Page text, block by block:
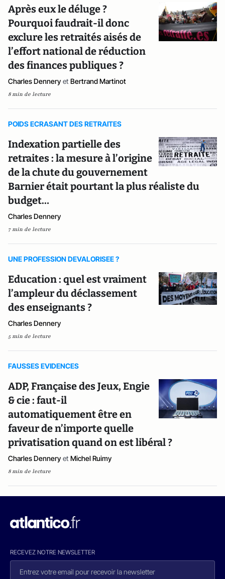
Après eux le déluge ?
Pourquoi faudrait-il donc
exclure les retraités aisés de
l’effort national de réduction
des finances publiques ?
Charles Dennery et Bertrand Martinot
8 min de lecture
POIDS ECRASANT DES RETRAITES
Indexation partielle des
retraites : la mesure à l’origine
de la chute du gouvernement
Barnier était pourtant la plus réaliste du
budget…
Charles Dennery
7 min de lecture
UNE PROFESSION DEVALORISEE ?
Education : quel est vraiment
l’ampleur du déclassement
des enseignants ?
Charles Dennery
5 min de lecture
FAUSSES EVIDENCES
ADP, Française des Jeux, Engie
& cie : faut-il
automatiquement être en
faveur de n’importe quelle
privatisation quand on est libéral ?
Charles Dennery et Michel Ruimy
8 min de lecture
RECEVEZ NOTRE NEWSLETTER